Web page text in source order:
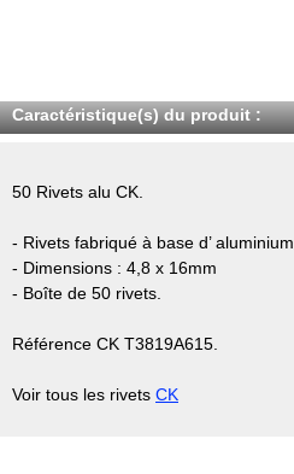
Caractéristique(s) du produit :
50 Rivets alu CK.
- Rivets fabriqué à base d’ aluminium.
- Dimensions : 4,8 x 16mm
- Boîte de 50 rivets.
Référence CK T3819A615.
Voir tous les rivets CK